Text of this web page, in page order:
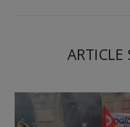
ARTICLE